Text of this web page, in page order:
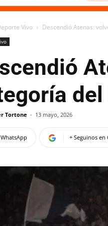
Vivo Descendió Atenas:
Tortone - 13 mayo, 2026
WhatsApp + Seguinos en